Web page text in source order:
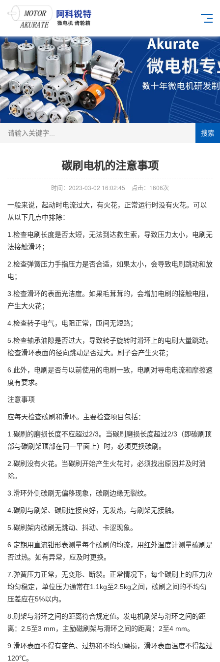
搜索
碳刷电机的注意事项
时间：2023-03-02 16:02:45 点击：1606次
一般来说，起动时电流过大，有火花，正常运行时没有火花。可以
从以下几点中排除：
1.检查电刷长度是否太短，无法到达救生索，导致压力太小，电刷无
法接触滑环；
2.检查弹簧压力手指压力是否合适，如果太小，会导致电刷跳动和放
电；
3.检查滑环的表面光洁度。如果毛茸茸的，会增加电刷的接触电阻，
产生大火花；
4.检查转子电气，电阻正常，匝间无短路；
5.检查轴承油隙是否过大，导致转子旋转时滑环上的电刷大量跳动。
检查滑环表面的径向跳动是否过大。刷子会产生火花；
6.此外，电刷是否与以前使用的电刷一致，电刷对导电电流和摩擦速
度有要求。
注意事项
应每天检查碳刷和滑环。主要检查项目包括：
1.碳刷的磨损长度不应超过2/3。当碳刷磨损长度超过2/3（即碳刷顶
部与碳刷架顶部在同一平面上）时，必须更换碳刷。
2.碳刷没有火花。当碳刷开始产生火花时，必须找出原因并及时消
除。
3.滑环外侧碳刷无偏移现象，碳刷边缘无裂纹。
4.碳刷与刷架、碳刷连接良好，无发热，与刷架无接触。
5.碳刷架内碳刷无跳动、抖动、卡涩现象。
6.定期用直流钳形表测量每个碳刷的均流，用红外温度计测量碳刷是
否过热。如有异常，应及时更换。
7.弹簧压力正常，无变形、断裂。正常情况下，每个碳刷上的压力应
均匀稳定，单位压力通常在1.1kg至2.5kg之间，碳刷之间的不均匀
压差应在5%以内。
8.刷架与滑环之间的距离符合规定值。发电机刷架与滑环之间的距
离：2.5至3 mm，主励磁刷架与滑环之间的距离：2至4 mm。
9.滑环表面不得有变色、过热和不均匀磨损，滑环表面温度不得超过
120℃。